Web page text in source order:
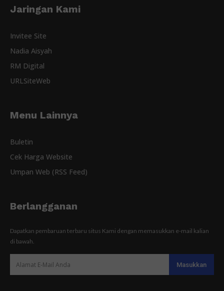
Jaringan Kami
Invitee Site
Nadia Aisyah
RM Digital
URLSiteWeb
Menu Lainnya
Buletin
Cek Harga Website
Umpan Web (RSS Feed)
Berlangganan
Dapatkan pembaruan terbaru situs Kami dengan memasukkan e-mail kalian
di bawah.